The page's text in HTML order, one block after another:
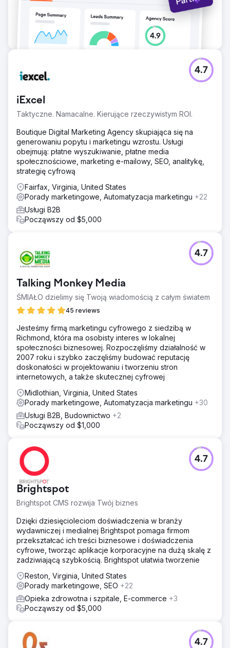
iExcel
Taktyczne. Namacalne. Kierujące rzeczywistym ROI.
4.7
Boutique Digital Marketing Agency skupiająca się na
generowaniu popytu i marketingu wzrostu. Usługi
obejmują: płatne wyszukiwanie, płatne media
społecznościowe, marketing e-mailowy, SEO, analitykę,
strategię cyfrową
Fairfax, Virginia, United States
Porady marketingowe, Automatyzacja marketingu +22
Usługi B2B
Począwszy od $5,000
Talking Monkey Media
ŚMIAŁO dzielimy się Twoją wiadomością z całym światem
45 reviews
4.7
Jesteśmy firmą marketingu cyfrowego z siedzibą w
Richmond, która ma osobisty interes w lokalnej
społeczności biznesowej. Rozpoczęliśmy działalność w
2007 roku i szybko zaczęliśmy budować reputację
doskonałości w projektowaniu i tworzeniu stron
internetowych, a także skutecznej cyfrowej
Midlothian, Virginia, United States
Porady marketingowe, Automatyzacja marketingu +30
Usługi B2B, Budownictwo +2
Począwszy od $1,000
Brightspot
Brightspot CMS rozwija Twój biznes
4.7
Dzięki dziesięcioleciom doświadczenia w branży
wydawniczej i medialnej Brightspot pomaga firmom
przekształcać ich treści biznesowe i doświadczenia
cyfrowe, tworząc aplikacje korporacyjne na dużą skalę z
zadziwiającą szybkością. Brightspot ułatwia tworzenie
Reston, Virginia, United States
Porady marketingowe, SEO +22
Opieka zdrowotna i szpitale, E-commerce +3
Począwszy od $5,000
4.7